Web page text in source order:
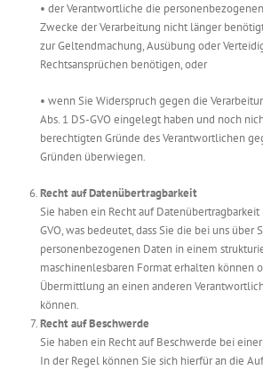
• der Verantwortliche die
Zwecke der Verarbeitung nicht länger
zur Geltendmachung, Ausübung oder
Rechtsansprüchen benötigen, oder
• wenn Sie Widerspruch gegen die
Abs. 1 DS-GVO eingelegt haben und noch
berechtigten Gründe des Verantwortlichen
Gründen überwiegen.
Recht auf Datenübertragbarkeit
Sie haben ein Recht auf Datenübertragbarkeit
GVO, was bedeutet, dass Sie die bei uns über
personenbezogenen Daten in einem
maschinenlesbaren Format erhalten können
Übermittlung an einen anderen
können.
Recht auf Beschwerde
Sie haben ein Recht auf Beschwerde bei
In der Regel können Sie sich hierfür an die